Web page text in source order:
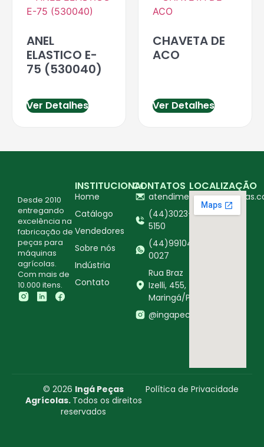
ANEL
ELASTICO E-
75 (530040)
Ver Detalhes
CHAVETA DE
ACO
Ver Detalhes
Desde 2010
entregando
excelência na
fabricação de
peças para
máquinas
agrícolas.
Com mais de
10.000 itens.
INSTITUCIONAL
Home
Catálogo
Vendedores
Sobre nós
Indústria
Contato
CONTATOS
(44)3023-
5150
(44)99104-
0027
Rua Braz
Izelli, 455,
Maringá/PR
@ingapecasagricolas
LOCALIZAÇÃO
© 2026 Ingá Peças
Agrícolas. Todos os direitos
reservados
Política de Privacidade